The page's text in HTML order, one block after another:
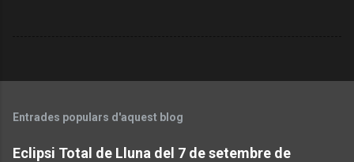
Entrades populars d'aquest blog
Eclipsi Total de Lluna del 7 de setembre de